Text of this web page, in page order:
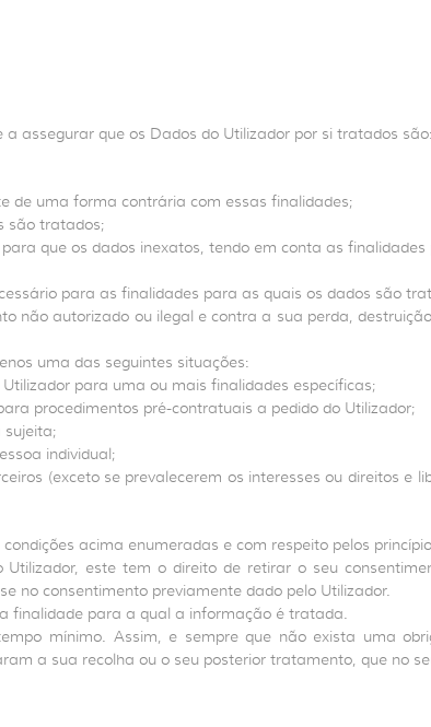
assegurar que os Dados do Utilizador por si tratados são:
de uma forma contrária com essas finalidades;
são tratados;
que os dados inexatos, tendo em conta as
para as finalidades para as quais os dados são
autorizado ou ilegal e contra a sua perda,
uma das seguintes situações:
para uma ou mais finalidades específicas;
procedimentos pré-contratuais a pedido do Utilizador;
sujeita;
individual;
(exceto se prevalecerem os interesses ou direitos e
acima enumeradas e com respeito pelos
este tem o direito de retirar o seu
no consentimento previamente dado pelo Utilizador.
finalidade para a qual a informação é tratada.
mínimo. Assim, e sempre que não exista uma
a sua recolha ou o seu posterior tratamento, que no